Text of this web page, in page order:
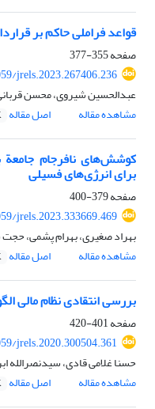
قواعد فراملی حاکم بر
صفحه355-377
jrels.2023.267406.236
عبدالحسین شیروی، محسن
مشاهده مقاله
اصل مقاله
کوشش‌های نافرجام جامعة
برای انرژی‌های فسیلی
صفحه379-400
jrels.2023.333669.469
بهراد صغیری، بهرام پشمی،
مشاهده مقاله
اصل مقاله
بررسی انتقادی نظام مالی
صفحه401-420
jrels.2020.300504.361
حسنا غلامى قادی، سیدنصرالله
مشاهده مقاله
اصل مقاله